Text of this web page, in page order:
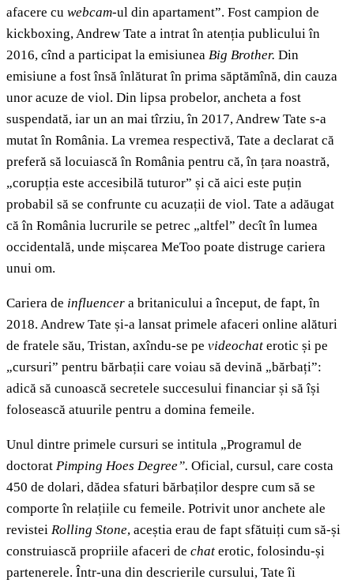
afacere cu webcam-ul din apartament”. Fost campion de
kickboxing, Andrew Tate a intrat în atenția publicului în
2016, cînd a participat la emisiunea Big Brother. Din
emisiune a fost însă înlăturat în prima săptămînă, din cauza
unor acuze de viol. Din lipsa probelor, ancheta a fost
suspendată, iar un an mai tîrziu, în 2017, Andrew Tate s-a
mutat în România. La vremea respectivă, Tate a declarat că
preferă să locuiască în România pentru că, în țara noastră,
„corupția este accesibilă tuturor” și că aici este puțin
probabil să se confrunte cu acuzații de viol. Tate a adăugat
că în România lucrurile se petrec „altfel” decît în lumea
occidentală, unde mișcarea MeToo poate distruge cariera
unui om.
Cariera de influencer a britanicului a început, de fapt, în
2018. Andrew Tate și-a lansat primele afaceri online alături
de fratele său, Tristan, axîndu-se pe videochat erotic și pe
„cursuri” pentru bărbații care voiau să devină „bărbați”:
adică să cunoască secretele succesului financiar și să își
folosească atuurile pentru a domina femeile.
Unul dintre primele cursuri se intitula „Programul de
doctorat Pimping Hoes Degree”. Oficial, cursul, care costa
450 de dolari, dădea sfaturi bărbaților despre cum să se
comporte în relațiile cu femeile. Potrivit unor anchete ale
revistei Rolling Stone, aceștia erau de fapt sfătuiți cum să-și
construiască propriile afaceri de chat erotic, folosindu-și
partenerele. Într-una din descrierile cursului, Tate îi